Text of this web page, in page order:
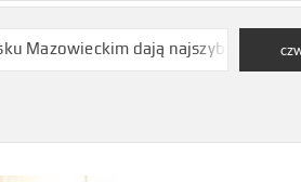
najszybszy efekt bez długiej